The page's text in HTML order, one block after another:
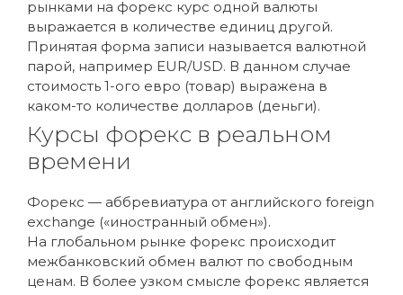
рынками на форекс курс одной валюты
выражается в количестве единиц другой.
Принятая форма записи называется валютной
парой, например EUR/USD. В данном случае
стоимость 1-ого евро (товар) выражена в
каком-то количестве долларов (деньги).
Курсы форекс в реальном
времени
Форекс — аббревиатура от английского foreign
exchange («иностранный обмен»).
На глобальном рынке форекс происходит
межбанковский обмен валют по свободным
ценам. В более узком смысле форекс является